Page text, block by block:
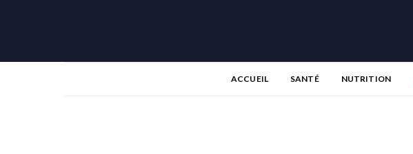
ACCUEIL SANTÉ NUTRITION